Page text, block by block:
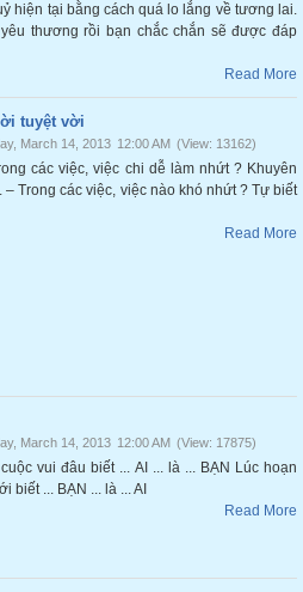
hiện tại bằng cách quá lo lắng về tương lai.
thương rồi bạn chắc chắn sẽ được đáp
Read More
tuyệt vời
March 14, 2013 12:00 AM (View: 13162)
các việc, việc chi dễ làm nhứt ? Khuyên
– Trong các việc, việc nào khó nhứt ? Tự biết
Read More
March 14, 2013 12:00 AM (View: 17875)
vui đâu biết ... AI ... là ... BẠN Lúc hoạn
biết ... BẠN ... là ... AI
Read More